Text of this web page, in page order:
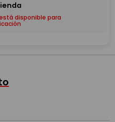
disponible para